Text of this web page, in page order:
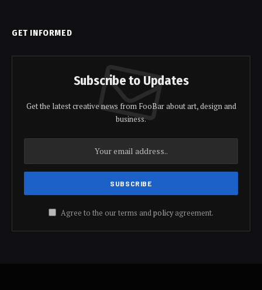
GET INFORMED
Subscribe to Updates
Get the latest creative news from FooBar about art, design and
business.
Agree to the our terms andpolicyagreement.